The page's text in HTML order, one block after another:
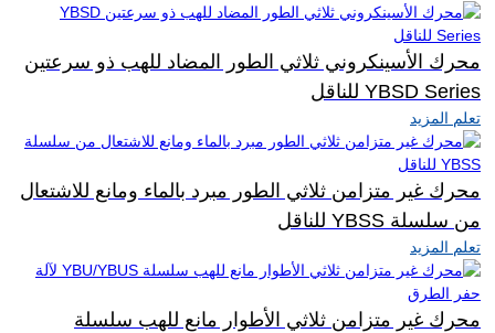
محرك الأسينكروني ثلاثي الطور المضاد للهب ذو سرعتين
YBSD Series للناقل
تعلم المزيد
محرك غير متزامن ثلاثي الطور مبرد بالماء ومانع للاشتعال
من سلسلة YBSS للناقل
تعلم المزيد
محرك غير متزامن ثلاثي الأطوار مانع للهب سلسلة